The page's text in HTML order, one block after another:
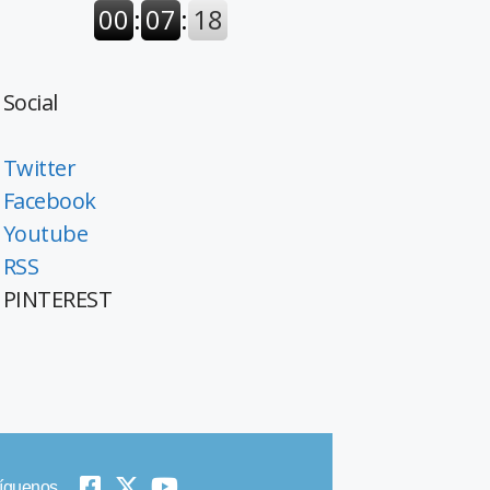
Social
Twitter
Facebook
Youtube
RSS
PINTEREST